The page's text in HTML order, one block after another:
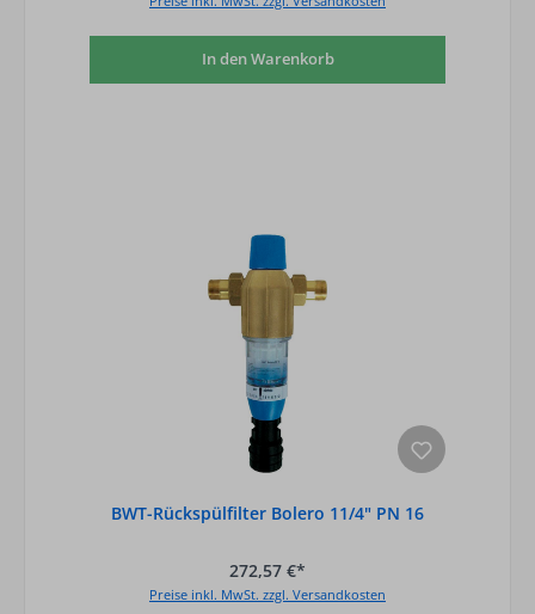
In den Warenkorb
BWT-Rückspülfilter Bolero 11/4" PN 16
272,57 €*
Preise inkl. MwSt. zzgl. Versandkosten